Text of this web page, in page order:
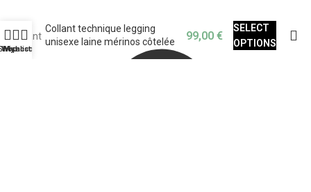
Wishlist
My account
Collant technique legging
unisexe laine mérinos côtelée
99,00 €
SELECT
OPTIONS